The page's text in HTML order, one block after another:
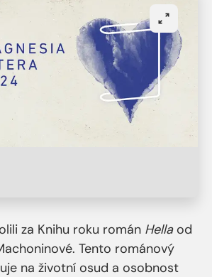
za Knihu roku román Hellaod
Tento románový
na životní osud a osobnost